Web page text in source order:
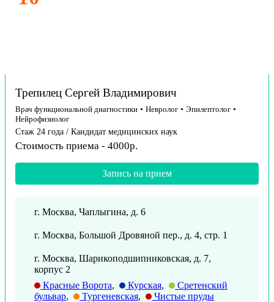
Трепилец Сергей Владимирович
Врач функциональной диагностики • Невролог • Эпилептолог •
Нейрофизиолог
Стаж 24 года / Кандидат медицинских наук
Стоимость приема - 4000р.
Запись на прием
г. Москва, Чаплыгина, д. 6
г. Москва, Большой Дровяной пер., д. 4, стр. 1
г. Москва, Шарикоподшипниковская, д. 7,
корпус 2
Красные Ворота, Курская,
Сретенский
бульвар, Тургеневская, Чистые пруды